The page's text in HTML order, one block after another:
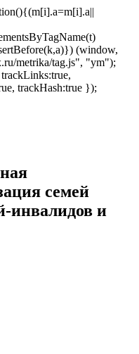
(window,
metrika/tag.js", "ym");
trackHash:true });
семей
инвалидов и